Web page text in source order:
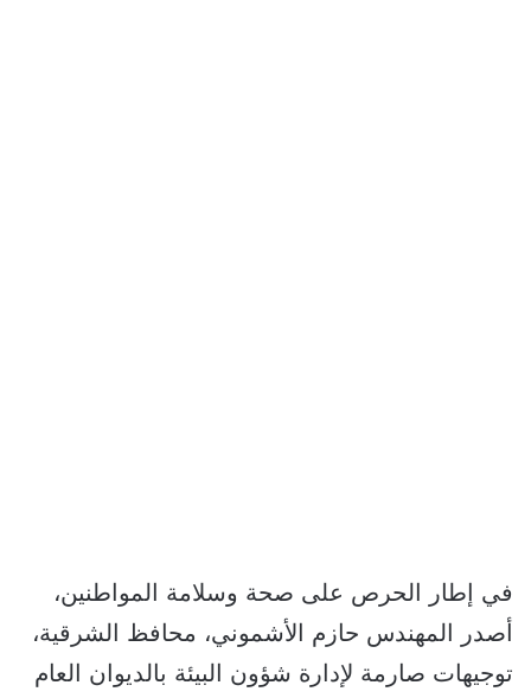
في إطار الحرص على صحة وسلامة المواطنين،
أصدر المهندس حازم الأشموني، محافظ الشرقية،
توجيهات صارمة لإدارة شؤون البيئة بالديوان العام